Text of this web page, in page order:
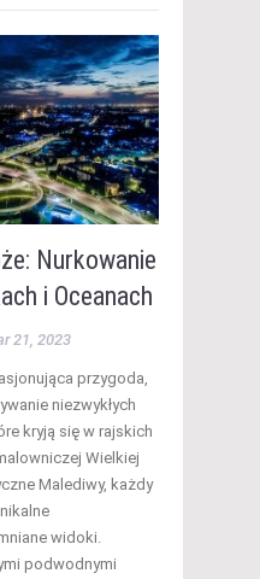
Nurkowanie
i Oceanach
21, 2023
przygoda,
niezwykłych
kryją się w rajskich
Wielkiej
Malediwy, każdy
widoki.
podwodnymi